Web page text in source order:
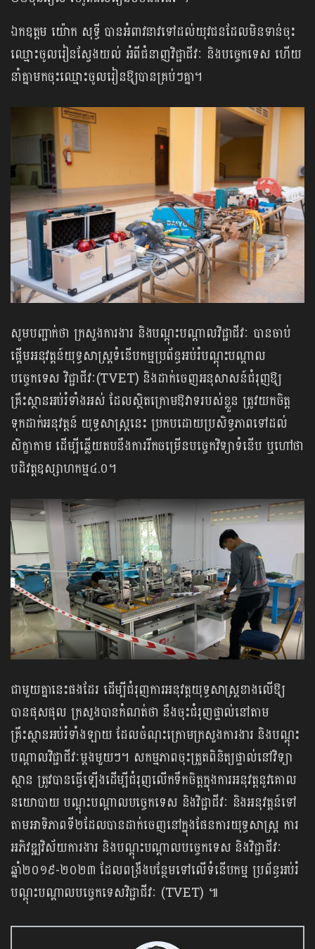
ឯកឧត្តម យ៉ោក សុទ្ធី បានអំពាវនាវទៅដល់យុវជនដែលមិនទាន់ចុះ
ឈ្មោះចូលរៀនស្វែងយល់ អំពីជំនាញវិជ្ជាជីវៈ និងបច្ចេកទេស ហើយ
នាំគ្នាមកចុះឈ្មោះចូលរៀនឱ្យបានគ្រប់ៗគ្នា។
សូមបញ្ជាក់ថា ក្រសួងការងារ និងបណ្ដុះបណ្ដាលវិជ្ជាជីវៈ បានចាប់
ផ្ដើមអនុវត្តន៍យុទ្ធ​សាស្ត្រ​ទំនើបកម្មប្រព័ន្ធអប់រំបណ្តុះបណ្តាល
បច្ចេកទេស វិជ្ជាជីវៈ(TVET) និងដាក់ចេញអនុ​សាសន៍​ជំរុញឱ្យ
គ្រឹះស្ថានអប់រំទាំងអស់ ដែលស្ថិត​ក្រោមឱវាទរបស់ខ្លួន ត្រូវយកចិត្ត
ទុក​ដាក់អនុវត្តន៍ យុទ្ធសាស្ត្រនេះ ប្រកបដោយប្រសិទ្ធភាពទៅដល់
សិក្ខាកាម ដើម្បីឆ្លើយតបនឹងការ​រីក​ចម្រើនបច្ចេកវិទ្យាទំនើប ឬហៅថា
បដិវត្តឧស្សាហកម្ម៤.០។
ជាមួយគ្នានេះផងដែរ ដើម្បីជំរុញការអនុវត្តយុទ្ធ​សាស្ត្រខាងលើឱ្យ
បានផុសផុល ក្រសួងបានកំណត់ថា នឹងចុះជំរុញផ្ទាល់​នៅតាម
គ្រឹះស្ថានអប់រំទាំងឡាយ ដែលចំណុះក្រោមក្រសួងការងារ និងបណ្តុះ
បណ្តាលវិជ្ជា​ជីវៈម្ដងមួយៗ។ សកម្មភាពចុះត្រួតពិនិត្យផ្ទាល់នៅវិទ្យា
ស្ថាន ត្រូវបានធ្វើឡើង​ដើម្បី​ជំរុញលើកទឹកចិត្តក្នុងការអនុវត្តនូវគោល
នយោបាយ បណ្តុះបណ្តាលបច្ចេកទេស និង​វិជ្ជាជីវៈ និងអនុវត្តន៍ទៅ
តាមអាទិភាពទី២ដែលបានដាក់ចេញនៅក្នុងផែនការយុទ្ធសាស្ត្រ ការ
អភិវឌ្ឍវិស័យការងារ និងបណ្ដុះបណ្ដាលបច្ចេកទេស និងវិជ្ជាជីវៈ
ឆ្នាំ២០១៩-២០២៣ ដែល​ពង្រឹងបន្ថែមទៅលើទំនើបកម្ម ប្រព័ន្ធអប់រំ
បណ្តុះបណ្តាលបច្ចេកទេសវិជ្ជាជីវៈ (TVET) ៕